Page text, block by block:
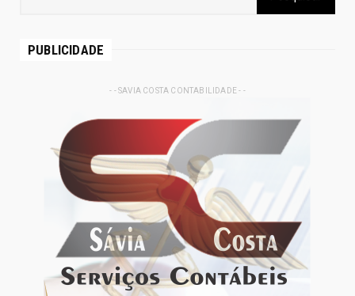
PUBLICIDADE
- - SAVIA COSTA CONTABILIDADE - -